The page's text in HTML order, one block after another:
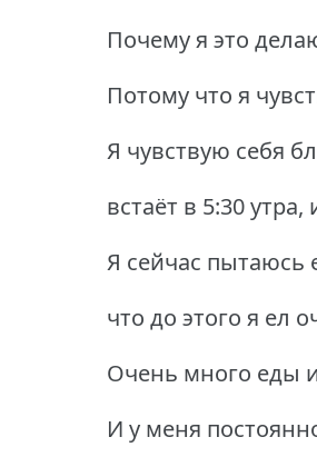
Почему я это
Потому что я
Я чувствую себя
встаёт в 5:30
Я сейчас пытаюсь
что до этого я ел
Очень много еды
И у меня